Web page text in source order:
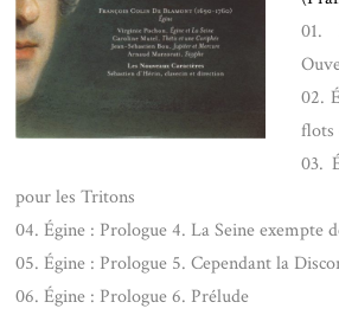
01.
02.
flots
03.
pour les Tritons
04. Égine : Prologue 4. La Seine exempte
05. Égine : Prologue 5. Cependant la
06. Égine : Prologue 6. Prélude